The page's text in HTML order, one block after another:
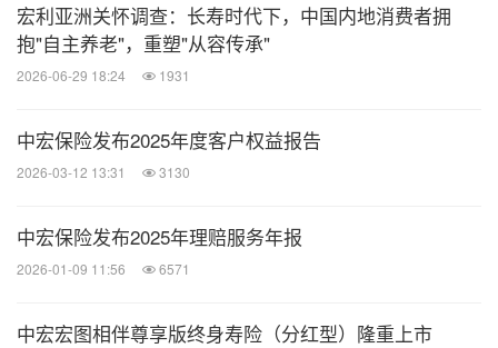
宏利亚洲关怀调查：长寿时代下，中国内地消费者拥
抱"自主养老"，重塑"从容传承"
2026-06-29 18:24 1931
中宏保险发布2025年度客户权益报告
2026-03-12 13:31 3130
中宏保险发布2025年理赔服务年报
2026-01-09 11:56 6571
中宏宏图相伴尊享版终身寿险（分红型）隆重上市